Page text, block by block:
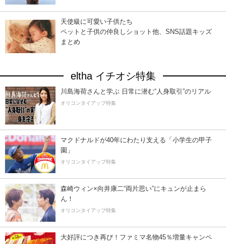
天使級に可愛い子供たち
ペットと子供の仲良しショット他、SNS話題キッズ
まとめ
eltha イチオシ特集
川島海荷さんと学ぶ 日常に潜む“人身取引”のリアル
オリコンタイアップ特集
マクドナルドが40年にわたり支える「小学生の甲子
園」
オリコンタイアップ特集
森崎ウィン×向井康二“両片思い”にキュンが止まら
ん！
オリコンタイアップ特集
大好評につき再び！ファミマ名物45％増量キャンペ